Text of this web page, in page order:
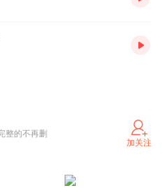
整的不再删
加关注